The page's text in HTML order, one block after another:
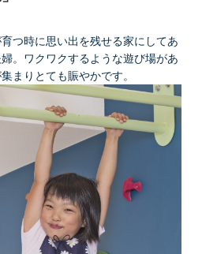
つ時に思い出を残せる家にしてあ
。ワクワクするような遊び場があ
まりとても賑やかです。